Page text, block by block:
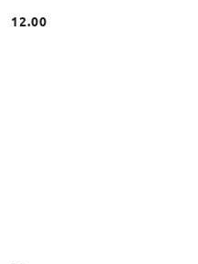
Cena:
12.00